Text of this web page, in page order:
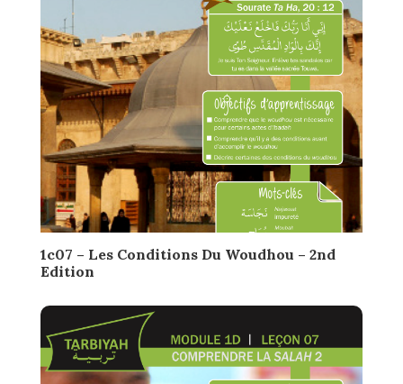
1c07 – Les Conditions Du Woudhou – 2nd
Edition